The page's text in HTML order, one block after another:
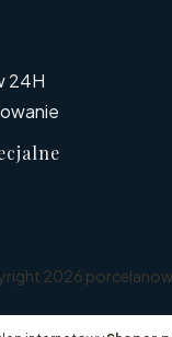
24H
2026